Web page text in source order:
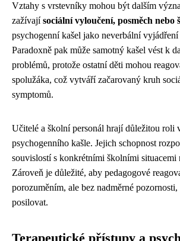
Vztahy s vrstevníky mohou být dalším
zažívajísociální vyloučení, posměch nebo
psychogenní kašel jako neverbální
Paradoxně pak může samotný kašel vést k
problémů, protože ostatní děti mohou
spolužáka, což vytváří začarovaný kruh
symptomů.
Učitelé a školní personál hrají důležitou roli
psychogenního kašle. Jejich schopnost
souvislostí s konkrétními školními situacemi
Zároveň je důležité, aby pedagogové
porozuměním, ale bez nadměrné
posilovat.